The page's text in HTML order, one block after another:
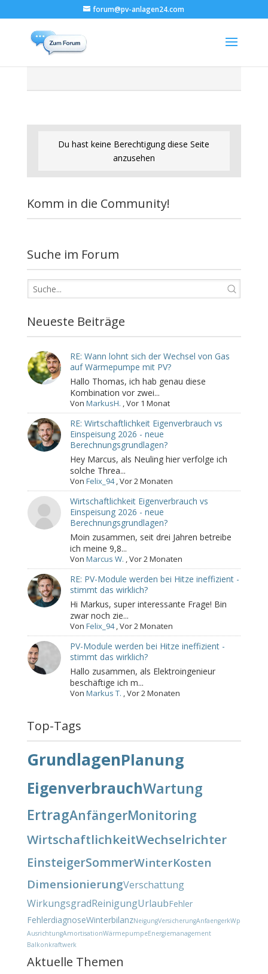
forum@pv-anlagen24.com
Du hast keine Berechtigung diese Seite
anzusehen
Komm in die Community!
Suche im Forum
Neueste Beiträge
RE: Wann lohnt sich der Wechsel von Gas
auf Wärmepumpe mit PV?
Hallo Thomas, ich hab genau diese
Kombination vor zwei...
VonMarkusH. ,Vor 1 Monat
RE: Wirtschaftlichkeit Eigenverbrauch vs
Einspeisung 2026 - neue
Berechnungsgrundlagen?
Hey Marcus, als Neuling hier verfolge ich
solche Threa...
VonFelix_94,Vor 2 Monaten
Wirtschaftlichkeit Eigenverbrauch vs
Einspeisung 2026 - neue
Berechnungsgrundlagen?
Moin zusammen, seit drei Jahren betreibe
ich meine 9,8...
VonMarcus W. ,Vor 2 Monaten
RE: PV-Module werden bei Hitze ineffizient -
stimmt das wirklich?
Hi Markus, super interessante Frage! Bin
zwar noch zie...
VonFelix_94,Vor 2 Monaten
PV-Module werden bei Hitze ineffizient -
stimmt das wirklich?
Hallo zusammen, als Elektroingenieur
beschäftige ich m...
VonMarkus T. ,Vor 2 Monaten
Top-Tags
GrundlagenPlanung
EigenverbrauchWartung
ErtragAnfängerMonitoring
WirtschaftlichkeitWechselrichter
EinsteigerSommerWinterKosten
DimensionierungVerschattung
WirkungsgradReinigungUrlaubFehler
FehlerdiagnoseWinterbilanzNeigungVersicherungAnfaengerkWp
AusrichtungAmortisationWärmepumpeEnergiemanagement
Balkonkraftwerk
Aktuelle Themen